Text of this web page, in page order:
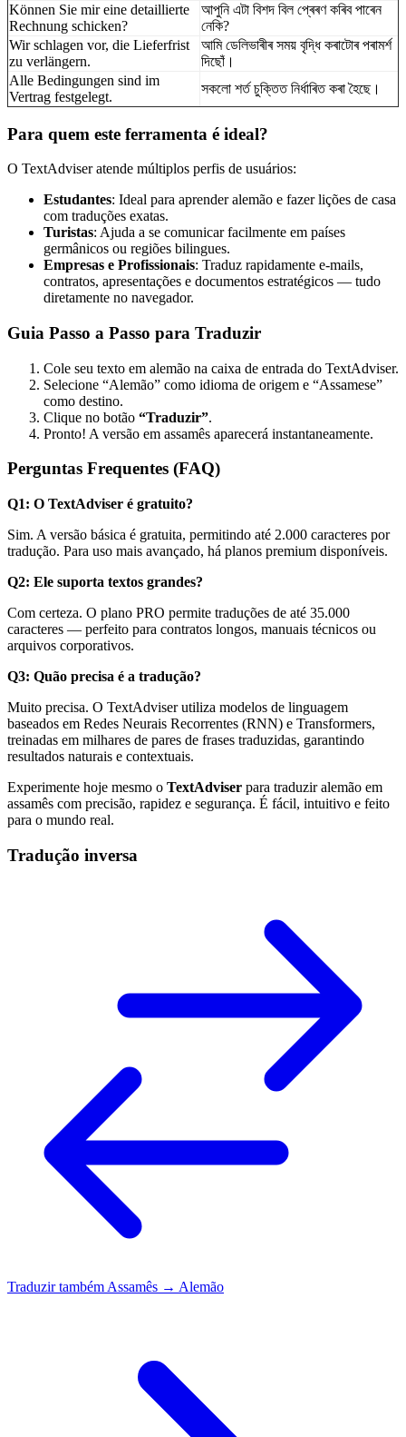
Können Sie mir eine detaillierte
Rechnung schicken?
আপুনি এটা বিশদ বিল প্ৰেৰণ কৰিব পাৰেন
নেকি?
Wir schlagen vor, die Lieferfrist
zu verlängern.
আমি ডেলিভাৰীৰ সময় বৃদ্ধি কৰাটোৰ পৰামর্শ
দিছোঁ।
Alle Bedingungen sind im
Vertrag festgelegt.
সকলো শৰ্ত চুক্তিত নিৰ্ধাৰিত কৰা হৈছে।
Para quem este ferramenta é ideal?
O TextAdviser atende múltiplos perfis de usuários:
Estudantes: Ideal para aprender alemão e fazer lições de casa
com traduções exatas.
Turistas: Ajuda a se comunicar facilmente em países
germânicos ou regiões bilingues.
Empresas e Profissionais: Traduz rapidamente e-mails,
contratos, apresentações e documentos estratégicos — tudo
diretamente no navegador.
Guia Passo a Passo para Traduzir
Cole seu texto em alemão na caixa de entrada do TextAdviser.
Selecione “Alemão” como idioma de origem e “Assamese”
como destino.
Clique no botão “Traduzir”.
Pronto! A versão em assamês aparecerá instantaneamente.
Perguntas Frequentes (FAQ)
Q1: O TextAdviser é gratuito?
Sim. A versão básica é gratuita, permitindo até 2.000 caracteres por
tradução. Para uso mais avançado, há planos premium disponíveis.
Q2: Ele suporta textos grandes?
Com certeza. O plano PRO permite traduções de até 35.000
caracteres — perfeito para contratos longos, manuais técnicos ou
arquivos corporativos.
Q3: Quão precisa é a tradução?
Muito precisa. O TextAdviser utiliza modelos de linguagem
baseados em Redes Neurais Recorrentes (RNN) e Transformers,
treinadas em milhares de pares de frases traduzidas, garantindo
resultados naturais e contextuais.
Experimente hoje mesmo o TextAdviser para traduzir alemão em
assamês com precisão, rapidez e segurança. É fácil, intuitivo e feito
para o mundo real.
Tradução inversa
Traduzir também Assamês → Alemão